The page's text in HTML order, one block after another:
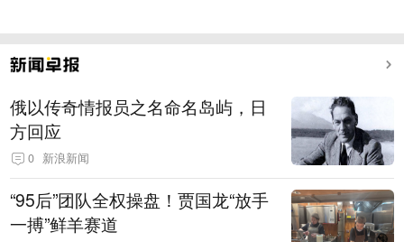
俄以传奇情报员之名命名岛屿，日
方回应
0 新浪新闻
“95后”团队全权操盘！贾国龙“放手
一搏”鲜羊赛道